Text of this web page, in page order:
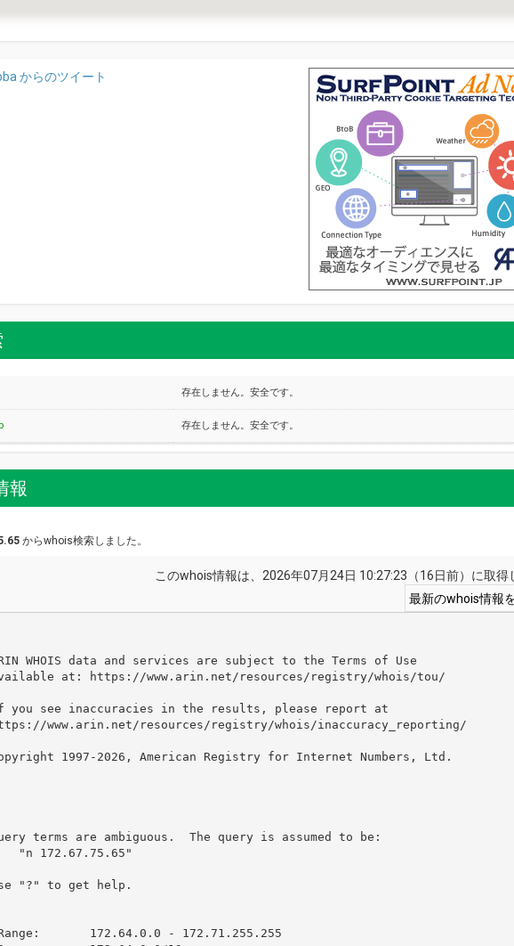
からのツイート
存在しません。安全です。
存在しません。安全です。
報
からwhois検索しました。
このwhois情報は、2026年07月24日 10:27:23（16日前）に取得
WHOIS data and services are subject to the Terms of Use
at: https://www.arin.net/resources/registry/whois/tou/
you see inaccuracies in the results, please report at
www.arin.net/resources/registry/whois/inaccuracy_reporting/
1997-2026, American Registry for Internet Numbers, Ltd.
terms are ambiguous.  The query is assumed to be:
"n 172.67.75.65"
"?" to get help.
172.64.0.0 - 172.71.255.255